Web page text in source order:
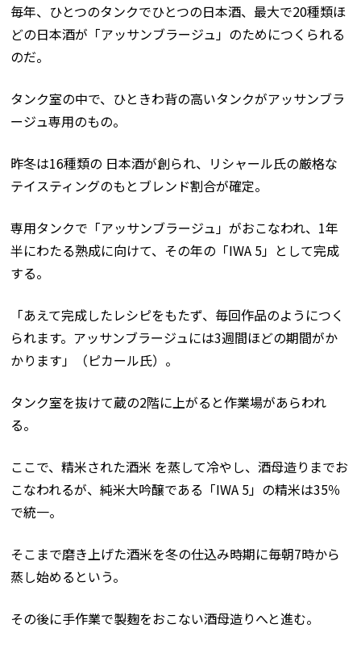
毎年、ひとつのタンクでひとつの日本酒、最大で20種類ほ
どの日本酒が「アッサンブラージュ」のためにつくられる
のだ。
タンク室の中で、ひときわ背の高いタンクがアッサンブラ
ージュ専用のもの。
昨冬は16種類の 日本酒が創られ、リシャール氏の厳格な
テイスティングのもとブレンド割合が確定。
専用タンクで「アッサンブラージュ」がおこなわれ、1年
半にわたる熟成に向けて、その年の「IWA 5」として完成
する。
「あえて完成したレシピをもたず、毎回作品のようにつく
られます。アッサンブラージュには3週間ほどの期間がか
かります」（ピカール氏）。
タンク室を抜けて蔵の2階に上がると作業場があらわれ
る。
ここで、精米された酒米 を蒸して冷やし、酒母造りまでお
こなわれるが、純米大吟醸である「IWA 5」の精米は35％
で統一。
そこまで磨き上げた酒米を冬の仕込み時期に毎朝7時から
蒸し始めるという。
その後に手作業で製麹をおこない酒母造りへと進む。